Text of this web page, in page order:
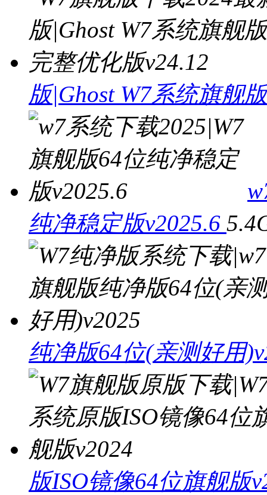
版|Ghost W7系统旗舰
纯净稳定版v2025.6
纯净版64位(亲测好用
版ISO镜像64位旗舰版